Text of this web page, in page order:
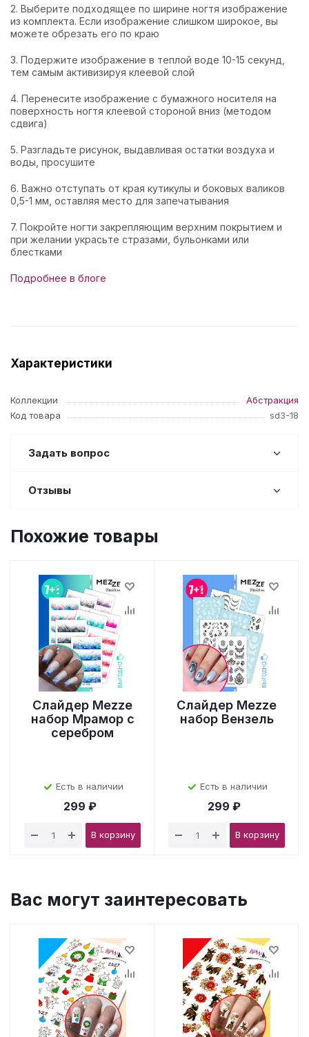
2. Выберите подходящее по ширине ногтя изображение
из комплекта. Если изображение слишком широкое, вы
можете обрезать его по краю
3. Подержите изображение в теплой воде 10-15 секунд,
тем самым активизируя клеевой слой
4. Перенесите изображение с бумажного носителя на
поверхность ногтя клеевой стороной вниз (методом
сдвига)
5. Разгладьте рисунок, выдавливая остатки воздуха и
воды, просушите
6. Важно отступать от края кутикулы и боковых валиков
0,5-1 мм, оставляя место для запечатывания
7. Покройте ногти закрепляющим верхним покрытием и
при желании украсьте стразами, бульонками или
блестками
Подробнее в блоге
Характеристики
Коллекции
Абстракция
Код товара
sd3-18
Задать вопрос
Отзывы
Похожие товары
Слайдер Mezze
набор Мрамор с
серебром
Есть в наличии
299 ₽
В корзину
Слайдер Mezze
набор Вензель
Есть в наличии
299 ₽
В корзину
Вас могут заинтересовать